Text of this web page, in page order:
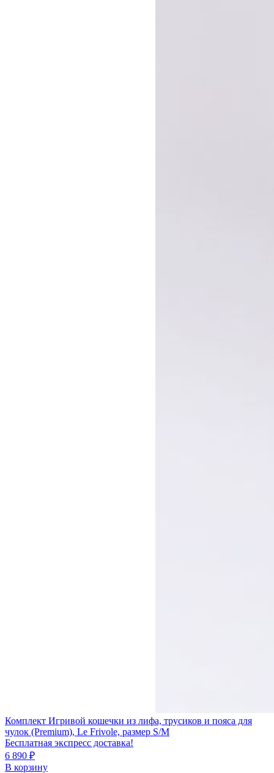
Комплект Игривой кошечки из лифа, трусиков и пояса для
чулок (Premium), Le Frivole, размер S/M
Бесплатная экспресс доставка!
6 890 ₽
В корзину